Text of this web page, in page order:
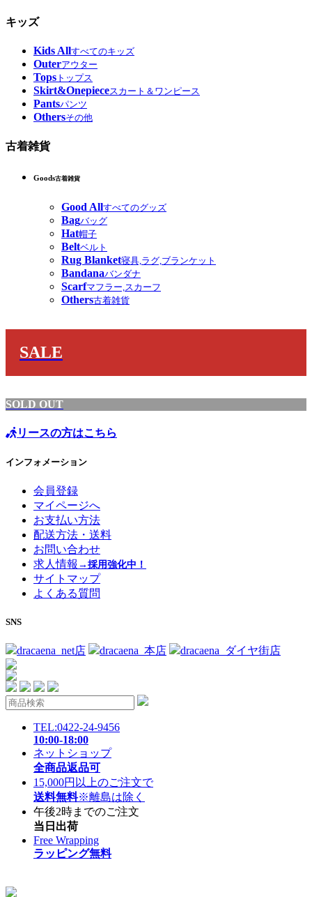
キッズ
Kids Allすべてのキッズ
Outerアウター
Tops トップス
Skirt&Onepieceスカート＆ワンピース
Pantsパンツ
Othersその他
古着雑貨
Goods古着雑貨
Good Allすべてのグッズ
Bagバッグ
Hat帽子
Beltベルト
Rug Blanket寝具,ラグ,ブランケット
Bandanaバンダナ
Scarfマフラー,スカーフ
Others古着雑貨
SALE
SOLD OUT
リースの方はこちら
インフォメーション
会員登録
マイページへ
お支払い方法
配送方法・送料
お問い合わせ
求人情報 →採用強化中！
サイトマップ
よくある質問
SNS
dracaena_net店 dracaena_本店 dracaena_ダイヤ街店
TEL:0422-24-9456
10:00-18:00
ネットショップ
全商品返品可
15,000円以上のご注文で
送料無料※離島は除く
午後2時までのご注文
当日出荷
Free Wrapping
ラッピング無料